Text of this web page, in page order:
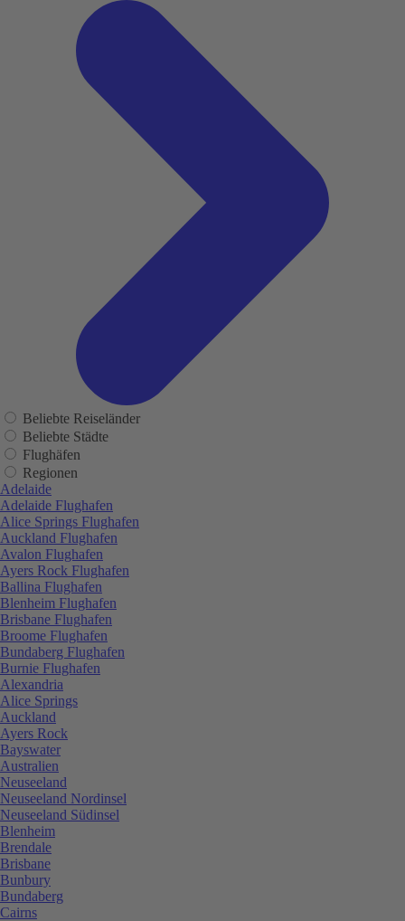
Beliebte Reiseländer
Beliebte Städte
Flughäfen
Regionen
Adelaide
Adelaide Flughafen
Alice Springs Flughafen
Auckland Flughafen
Avalon Flughafen
Ayers Rock Flughafen
Ballina Flughafen
Blenheim Flughafen
Brisbane Flughafen
Broome Flughafen
Bundaberg Flughafen
Burnie Flughafen
Alexandria
Alice Springs
Auckland
Ayers Rock
Bayswater
Australien
Neuseeland
Neuseeland Nordinsel
Neuseeland Südinsel
Blenheim
Brendale
Brisbane
Bunbury
Bundaberg
Cairns